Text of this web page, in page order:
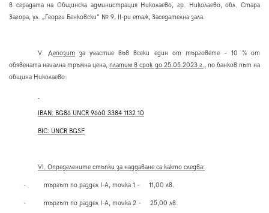
в сградата на Общинска администрация Николаево, гр. Николаево, обл. Стара
Загора, ул. „Георги Бенковски” № 9, ІІ-ри етаж, Заседателна зала.
V.Депозит за участие във всеки един от търговете – 10 % от
обявената начална тръжна цена, платим в срок до 25.05.2023 г.,по банков път на
община Николаево.
IBAN: BG86 UNCR 9660 3384 1132 10
BIC: UNCR BGSF
VІ. Определените стъпки за наддаване са както следва:
- търгът по раздел І-А, точка 1 – 11,00 лв.
- търгът по раздел І-А, точка 2 – 25,00 лв.